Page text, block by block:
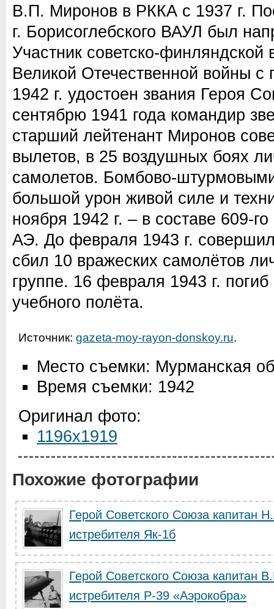
В.П. Миронов в РККА с 1937 г.
г. Борисоглебского ВАУЛ был
Участник советско-финляндской
Великой Отечественной войны
1942 г. удостоен звания Героя
сентябрю 1941 года командир
старший лейтенант Миронов
вылетов, в 25 воздушных боях
самолетов. Бомбово-
большой урон живой силе и
ноября 1942 г. – в составе 609-
АЭ. До февраля 1943 г.
сбил 10 вражеских самолётов
группе. 16 февраля 1943 г.
учебного полёта.
Источник: gazeta-moy-rayon-donskoy.ru.
Место съемки: Мурманская
Время съемки: 1942
Оригинал фото:
1196x1919
Похожие фотографии
Герой Советского Союза капитан
истребителя Як-1б
Герой Советского Союза капитан
истребителя P-39 «Аэрокобра»